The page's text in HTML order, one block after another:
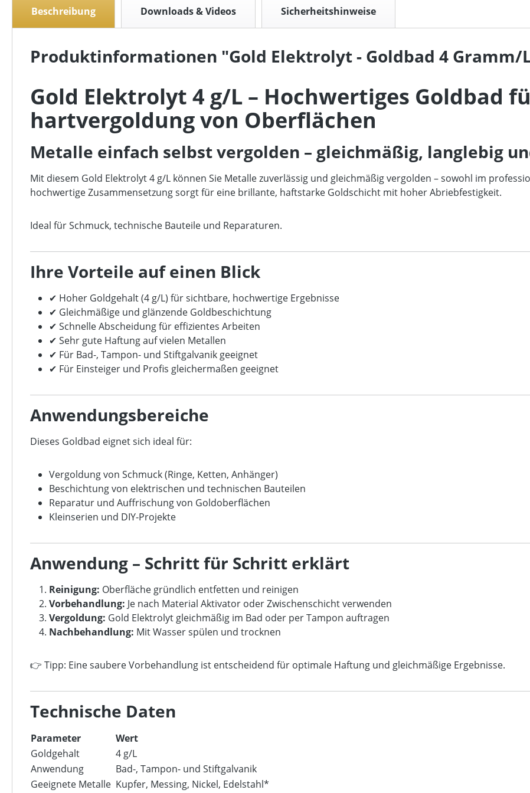
Beschreibung Downloads & Videos Sicherheitshinweise
Produktinformationen "Gold Elektrolyt - Goldbad 4
Gold Elektrolyt 4 g/L – Hochwertiges Goldbad
hartvergoldung von Oberflächen
Metalle einfach selbst vergolden – gleichmäßig, langlebig
Mit diesem Gold Elektrolyt 4 g/L können Sie Metalle zuverlässig und gleichmäßig vergolden – sowohl im
hochwertige Zusammensetzung sorgt für eine brillante, haftstarke Goldschicht mit hoher Abriebfestigkeit.
Ideal für Schmuck, technische Bauteile und Reparaturen.
Ihre Vorteile auf einen Blick
✔ Hoher Goldgehalt (4 g/L) für sichtbare, hochwertige Ergebnisse
✔ Gleichmäßige und glänzende Goldbeschichtung
✔ Schnelle Abscheidung für effizientes Arbeiten
✔ Sehr gute Haftung auf vielen Metallen
✔ Für Bad-, Tampon- und Stiftgalvanik geeignet
✔ Für Einsteiger und Profis gleichermaßen geeignet
Anwendungsbereiche
Dieses Goldbad eignet sich ideal für:
Vergoldung von Schmuck (Ringe, Ketten, Anhänger)
Beschichtung von elektrischen und technischen Bauteilen
Reparatur und Auffrischung von Goldoberflächen
Kleinserien und DIY-Projekte
Anwendung – Schritt für Schritt erklärt
Reinigung: Oberfläche gründlich entfetten und reinigen
Vorbehandlung: Je nach Material Aktivator oder Zwischenschicht verwenden
Vergoldung: Gold Elektrolyt gleichmäßig im Bad oder per Tampon auftragen
Nachbehandlung: Mit Wasser spülen und trocknen
👉 Tipp: Eine saubere Vorbehandlung ist entscheidend für optimale Haftung und gleichmäßige Ergebnisse.
Technische Daten
Parameter
Wert
Goldgehalt
4 g/L
Anwendung
Bad-, Tampon- und Stiftgalvanik
Geeignete Metalle Kupfer, Messing, Nickel, Edelstahl*